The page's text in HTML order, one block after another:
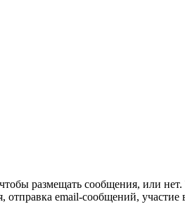
размещать сообщения, или
email-сообщений, участие